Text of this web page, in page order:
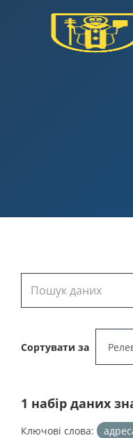
Сортувати за
1 набір даних
Ключові слова: